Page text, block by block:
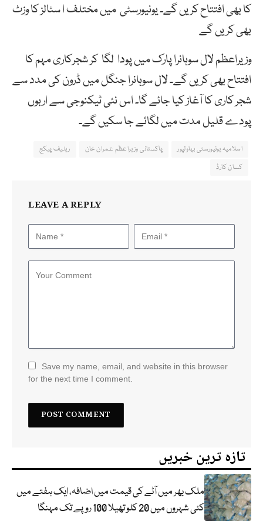
کا بھی افتتاح کریں گے۔ یونیورسٹی میں مختلف ا سٹالز کا وزٹ
بھی کریں گے
وزیراعظم لال سوہانرا پارک میں پودا لگا کر شجرکاری مہم کا
افتتاح بھی کریں گے۔ لال سوہانرا جنگل میں ڈرون کی مدد سے
شجر کاری کا آغاز کیا جائے گا۔ اس نئی ٹیکنوجی سے اربوں
پودے قلیل مدت میں لگائے جا سکیں گے۔
اسلامیہ یونیورسٹی بہاولپور پاکستانی وزیراعظم عمران خان
ریلیف پیکج
کسان کارڈ
LEAVE A REPLY
Save my name, email, and website in this browser
for the next time I comment.
تازہ ترین خبریں
ملک بھر میں آٹے کی قیمت میں اضافہ، ایک ہفتے میں
کئی شہروں میں 20 کلو تھیلا 100 روپے تک مہنگا